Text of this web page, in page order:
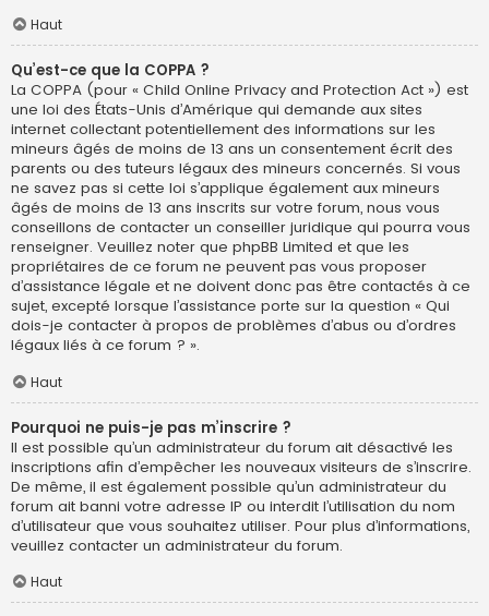
Haut
Qu’est-ce que la COPPA ?
La COPPA (pour « Child Online Privacy and Protection Act ») est
une loi des États-Unis d’Amérique qui demande aux sites
internet collectant potentiellement des informations sur les
mineurs âgés de moins de 13 ans un consentement écrit des
parents ou des tuteurs légaux des mineurs concernés. Si vous
ne savez pas si cette loi s’applique également aux mineurs
âgés de moins de 13 ans inscrits sur votre forum, nous vous
conseillons de contacter un conseiller juridique qui pourra vous
renseigner. Veuillez noter que phpBB Limited et que les
propriétaires de ce forum ne peuvent pas vous proposer
d’assistance légale et ne doivent donc pas être contactés à ce
sujet, excepté lorsque l’assistance porte sur la question « Qui
dois-je contacter à propos de problèmes d’abus ou d’ordres
légaux liés à ce forum ? ».
Haut
Pourquoi ne puis-je pas m’inscrire ?
Il est possible qu’un administrateur du forum ait désactivé les
inscriptions afin d’empêcher les nouveaux visiteurs de s’inscrire.
De même, il est également possible qu’un administrateur du
forum ait banni votre adresse IP ou interdit l’utilisation du nom
d’utilisateur que vous souhaitez utiliser. Pour plus d’informations,
veuillez contacter un administrateur du forum.
Haut